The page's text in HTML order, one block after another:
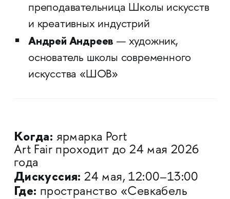
преподавательница Школы искусств
и креативных индустрий
Андрей Андреев — художник,
основатель школы современного
искусства «ШОВ»
Когда: ярмарка Port
Art Fair проходит до 24 мая 2026
года
Дискуссия: 24 мая, 12:00–13:00
Где: пространство «Севкабель